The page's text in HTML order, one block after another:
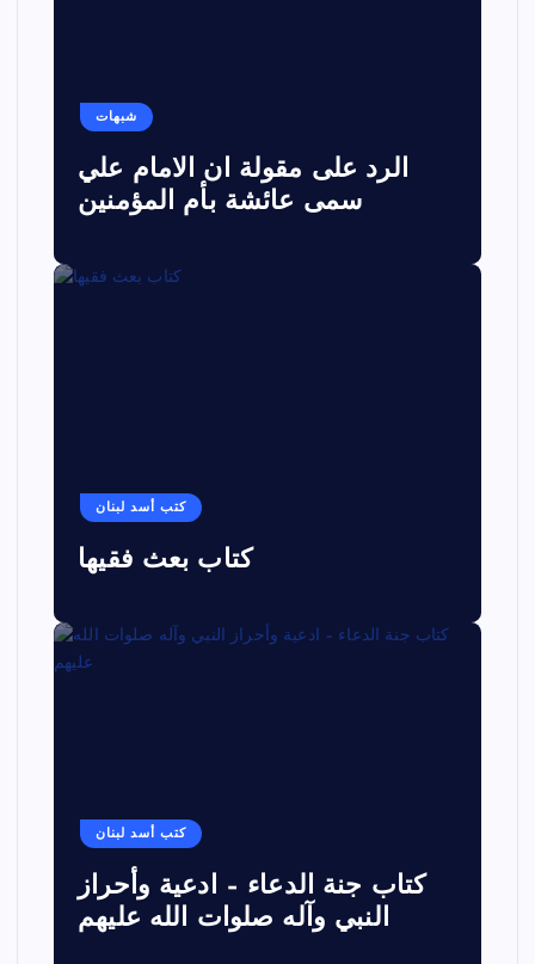
شبهات
الرد على مقولة ان الامام علي
سمى عائشة بأم المؤمنين
كتب أسد لبنان
كتاب بعث فقيها
كتب أسد لبنان
كتاب جنة الدعاء – ادعية وأحراز
النبي وآله صلوات الله عليهم